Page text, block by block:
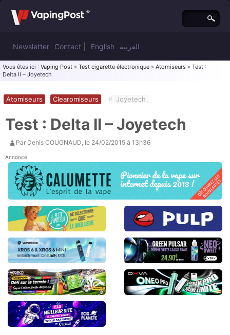
Newsletter Contact English العربية
Vous êtes ici : Vaping Post » Test cigarette électronique » Atomiseurs » Test :
Delta II – Joyetech
Test : Delta II – Joyetech
Atomiseurs Clearomiseurs # Joyetech
Par Denis COUGNAUD, le 24/02/2015 à 13h36
Annonce